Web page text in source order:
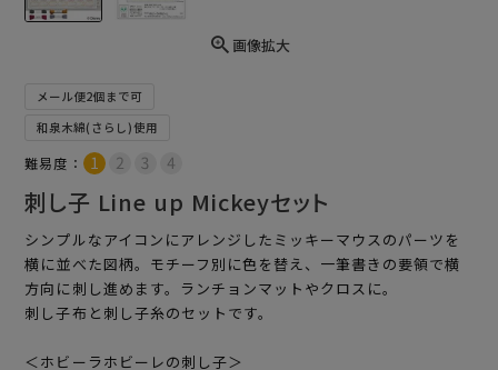
画像拡大
メール便2個まで可
和泉木綿(さらし)使用
難易度：
刺し子 Line up Mickeyセット
シンプルなアイコンにアレンジしたミッキーマウスのパーツを
横に並べた図柄。モチーフ別に色を替え、一筆書きの要領で横
方向に刺し進めます。ランチョンマットやクロスに。
刺し子布と刺し子糸のセットです。
＜ホビーラホビーレの刺し子＞